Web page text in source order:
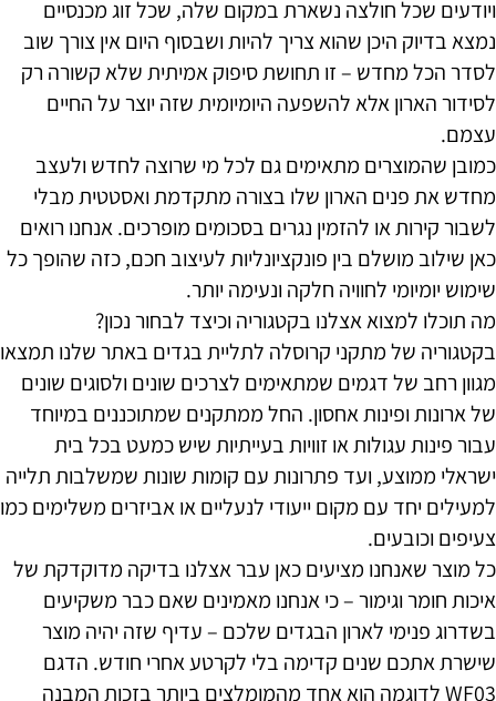
ויודעים שכל חולצה נשארת במקום שלה, שכל זוג מכנסיים
נמצא בדיוק היכן שהוא צריך להיות ושבסוף היום אין צורך שוב
לסדר הכל מחדש – זו תחושת סיפוק אמיתית שלא קשורה רק
לסידור הארון אלא להשפעה היומיומית שזה יוצר על החיים
עצמם.
כמובן שהמוצרים מתאימים גם לכל מי שרוצה לחדש ולעצב
מחדש את פנים הארון שלו בצורה מתקדמת ואסטטית מבלי
לשבור קירות או להזמין נגרים בסכומים מופרכים. אנחנו רואים
כאן שילוב מושלם בין פונקציונליות לעיצוב חכם, כזה שהופך כל
שימוש יומיומי לחוויה חלקה ונעימה יותר.
מה תוכלו למצוא אצלנו בקטגוריה וכיצד לבחור נכון?
בקטגוריה של מתקני קרוסלה לתליית בגדים באתר שלנו תמצאו
מגוון רחב של דגמים שמתאימים לצרכים שונים ולסוגים שונים
של ארונות ופינות אחסון. החל ממתקנים שמתוכננים במיוחד
עבור פינות עגולות או זוויות בעייתיות שיש כמעט בכל בית
ישראלי ממוצע, ועד פתרונות עם קומות שונות שמשלבות תלייה
למעילים יחד עם מקום ייעודי לנעליים או אביזרים משלימים כמו
צעיפים וכובעים.
כל מוצר שאנחנו מציעים כאן עבר אצלנו בדיקה מדוקדקת של
איכות חומר וגימור – כי אנחנו מאמינים שאם כבר משקיעים
בשדרוג פנימי לארון הבגדים שלכם – עדיף שזה יהיה מוצר
שישרת אתכם שנים קדימה בלי לקרטע אחרי חודש. הדגם
WF03 לדוגמה הוא אחד מהמומלצים ביותר בזכות המבנה